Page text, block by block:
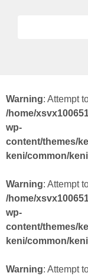
Warning: Attempt
/home/
wp-
content/themes/
keni/common/
Warning: Attempt
/home/
wp-
content/themes/
keni/common/
Warning: Attempt